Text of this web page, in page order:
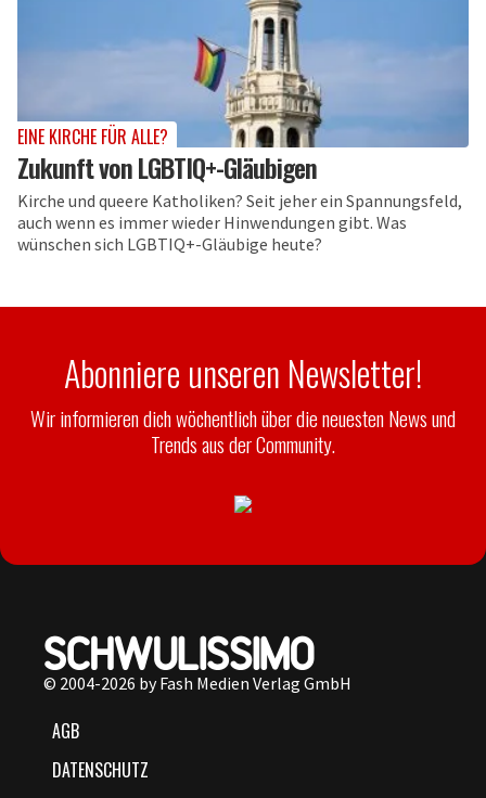
EINE KIRCHE FÜR ALLE?
Zukunft von LGBTIQ+-Gläubigen
Kirche und queere Katholiken? Seit jeher ein Spannungsfeld,
auch wenn es immer wieder Hinwendungen gibt. Was
wünschen sich LGBTIQ+-Gläubige heute?
Abonniere unseren Newsletter!
Wir informieren dich wöchentlich über die neuesten News und
Trends aus der Community.
© 2004-2026 by Fash Medien Verlag GmbH
AGB
DATENSCHUTZ